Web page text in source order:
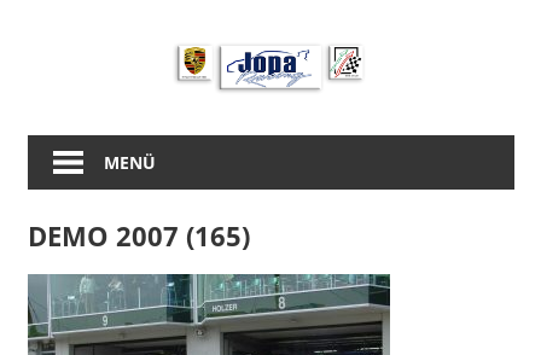
MENÜ
DEMO 2007 (165)